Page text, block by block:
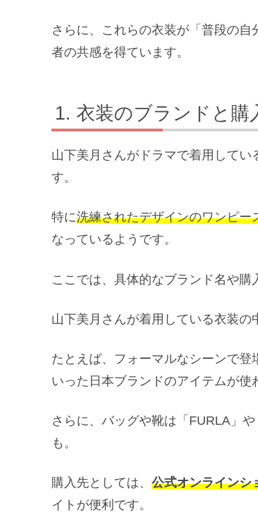
さらに、これらの衣装が「普段の
者の共感を得ています。
衣装のブランドと購
山下美月さんがドラマで着用して
す。
特に洗練されたデザインのワンピー
なっているようです。
ここでは、具体的なブランド名や購
山下美月さんが着用している衣装の
たとえば、フォーマルなシーンで登
いった日本ブランドのアイテムが使
さらに、バッグや靴は「FURLA」
も。
購入先としては、 公式オンラインシ
イトが便利です。